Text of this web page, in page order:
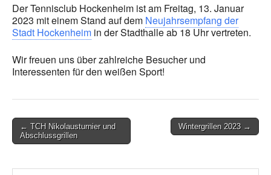
Der Tennisclub Hockenheim ist am Freitag, 13. Januar
2023 mit einem Stand auf dem Neujahrsempfang der
Stadt Hockenheim in der Stadthalle ab 18 Uhr vertreten.
Wir freuen uns über zahlreiche Besucher und
Interessenten für den weißen Sport!
Post
navigation
← TCH Nikolausturnier und
Abschlussgrillen
Wintergrillen 2023 →